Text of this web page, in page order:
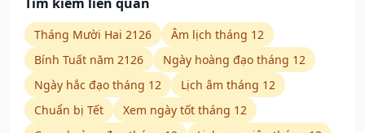
Tháng Mười Hai 2126
Âm lịch tháng 12
Bính Tuất năm 2126
Ngày hoàng đạo tháng 12
Ngày hắc đạo tháng 12
Lịch âm tháng 12
Chuẩn bị Tết
Xem ngày tốt tháng 12